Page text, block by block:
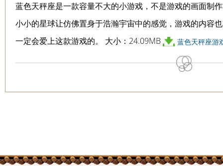
蓝色天秤座是一款容量不大的小游戏，不是游戏的画面制
小小的星球让仿佛置身于浩瀚宇宙中的感觉，游戏的内容
一定会爱上这款游戏的。 大小：24.09MB
蓝色天秤座游